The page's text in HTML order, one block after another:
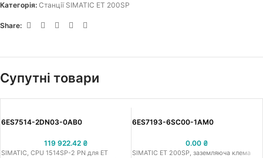
Категорія: Станції SIMATIC ET 200SP
Share:
Супутні товари
6ES7514-2DN03-0AB0
119 922.42 ₴
SIMATIC, CPU 1514SP-2 PN для ET
6ES7193-6SC00-1AM0
0.00 ₴
SIMATIC ET 200SP, заземляюча клема